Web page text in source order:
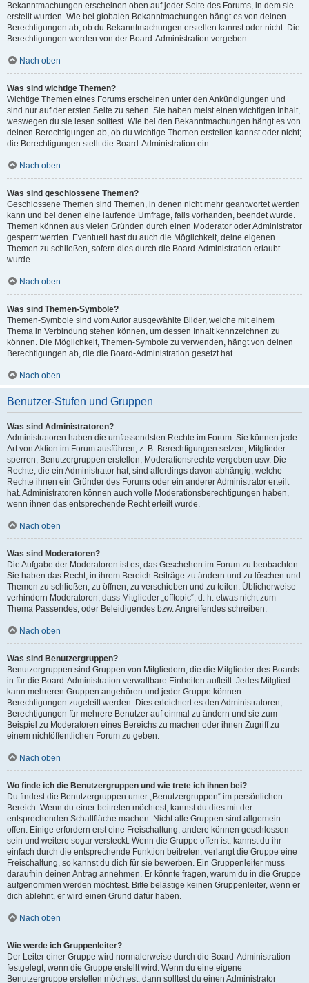
Bekanntmachungen erscheinen oben auf jeder Seite des Forums, in dem sie
erstellt wurden. Wie bei globalen Bekanntmachungen hängt es von deinen
Berechtigungen ab, ob du Bekanntmachungen erstellen kannst oder nicht. Die
Berechtigungen werden von der Board-Administration vergeben.
Nach oben
Was sind wichtige Themen?
Wichtige Themen eines Forums erscheinen unter den Ankündigungen und
sind nur auf der ersten Seite zu sehen. Sie haben meist einen wichtigen Inhalt,
weswegen du sie lesen solltest. Wie bei den Bekanntmachungen hängt es von
deinen Berechtigungen ab, ob du wichtige Themen erstellen kannst oder nicht;
die Berechtigungen stellt die Board-Administration ein.
Nach oben
Was sind geschlossene Themen?
Geschlossene Themen sind Themen, in denen nicht mehr geantwortet werden
kann und bei denen eine laufende Umfrage, falls vorhanden, beendet wurde.
Themen können aus vielen Gründen durch einen Moderator oder Administrator
gesperrt werden. Eventuell hast du auch die Möglichkeit, deine eigenen
Themen zu schließen, sofern dies durch die Board-Administration erlaubt
wurde.
Nach oben
Was sind Themen-Symbole?
Themen-Symbole sind vom Autor ausgewählte Bilder, welche mit einem
Thema in Verbindung stehen können, um dessen Inhalt kennzeichnen zu
können. Die Möglichkeit, Themen-Symbole zu verwenden, hängt von deinen
Berechtigungen ab, die die Board-Administration gesetzt hat.
Nach oben
Benutzer-Stufen und Gruppen
Was sind Administratoren?
Administratoren haben die umfassendsten Rechte im Forum. Sie können jede
Art von Aktion im Forum ausführen; z. B. Berechtigungen setzen, Mitglieder
sperren, Benutzergruppen erstellen, Moderationsrechte vergeben usw. Die
Rechte, die ein Administrator hat, sind allerdings davon abhängig, welche
Rechte ihnen ein Gründer des Forums oder ein anderer Administrator erteilt
hat. Administratoren können auch volle Moderationsberechtigungen haben,
wenn ihnen das entsprechende Recht erteilt wurde.
Nach oben
Was sind Moderatoren?
Die Aufgabe der Moderatoren ist es, das Geschehen im Forum zu beobachten.
Sie haben das Recht, in ihrem Bereich Beiträge zu ändern und zu löschen und
Themen zu schließen, zu öffnen, zu verschieben und zu teilen. Üblicherweise
verhindern Moderatoren, dass Mitglieder „offtopic“, d. h. etwas nicht zum
Thema Passendes, oder Beleidigendes bzw. Angreifendes schreiben.
Nach oben
Was sind Benutzergruppen?
Benutzergruppen sind Gruppen von Mitgliedern, die die Mitglieder des Boards
in für die Board-Administration verwaltbare Einheiten aufteilt. Jedes Mitglied
kann mehreren Gruppen angehören und jeder Gruppe können
Berechtigungen zugeteilt werden. Dies erleichtert es den Administratoren,
Berechtigungen für mehrere Benutzer auf einmal zu ändern und sie zum
Beispiel zu Moderatoren eines Bereichs zu machen oder ihnen Zugriff zu
einem nichtöffentlichen Forum zu geben.
Nach oben
Wo finde ich die Benutzergruppen und wie trete ich ihnen bei?
Du findest die Benutzergruppen unter „Benutzergruppen“ im persönlichen
Bereich. Wenn du einer beitreten möchtest, kannst du dies mit der
entsprechenden Schaltfläche machen. Nicht alle Gruppen sind allgemein
offen. Einige erfordern erst eine Freischaltung, andere können geschlossen
sein und weitere sogar versteckt. Wenn die Gruppe offen ist, kannst du ihr
einfach durch die entsprechende Funktion beitreten; verlangt die Gruppe eine
Freischaltung, so kannst du dich für sie bewerben. Ein Gruppenleiter muss
daraufhin deinen Antrag annehmen. Er könnte fragen, warum du in die Gruppe
aufgenommen werden möchtest. Bitte belästige keinen Gruppenleiter, wenn er
dich ablehnt, er wird einen Grund dafür haben.
Nach oben
Wie werde ich Gruppenleiter?
Der Leiter einer Gruppe wird normalerweise durch die Board-Administration
festgelegt, wenn die Gruppe erstellt wird. Wenn du eine eigene
Benutzergruppe erstellen möchtest, dann solltest du einen Administrator